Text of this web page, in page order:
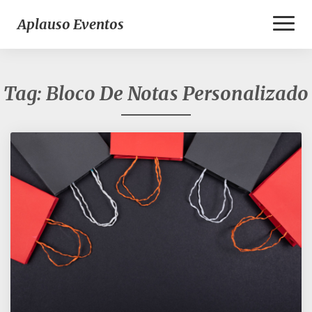
Aplauso Eventos
Tag: Bloco De Notas Personalizado